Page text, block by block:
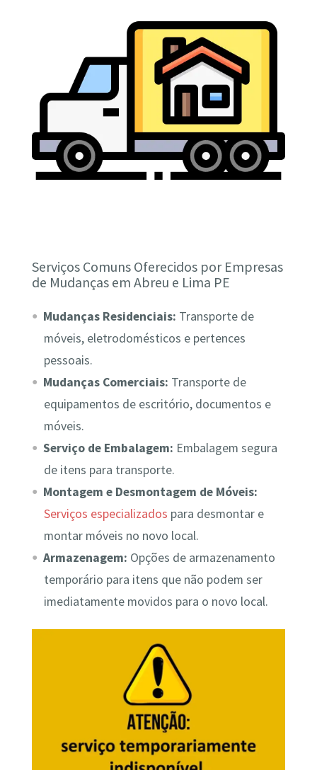
Serviços Comuns Oferecidos por Empresas
de Mudanças em Abreu e Lima PE
Mudanças Residenciais: Transporte de
móveis, eletrodomésticos e pertences
pessoais.
Mudanças Comerciais: Transporte de
equipamentos de escritório, documentos e
móveis.
Serviço de Embalagem: Embalagem segura
de itens para transporte.
Montagem e Desmontagem de Móveis:
Serviços especializados para desmontar e
montar móveis no novo local.
Armazenagem: Opções de armazenamento
temporário para itens que não podem ser
imediatamente movidos para o novo local.